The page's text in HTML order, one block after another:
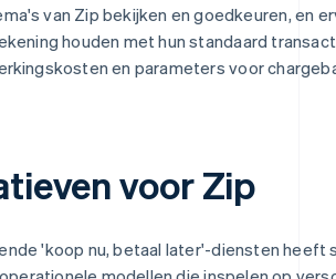
van Zip bekijken en goedkeuren, en
houden met hun standaard
en parameters voor
voor Zip
'koop nu, betaal later'-diensten heeft